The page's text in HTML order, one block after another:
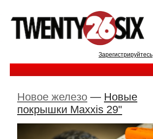
Зарегистрируйтесь
Новое железо — Новые
покрышки Maxxis 29"